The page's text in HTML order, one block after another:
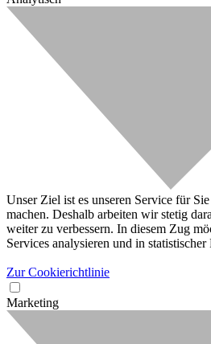
Unser Ziel ist es unseren Service für
machen. Deshalb arbeiten wir stetig
weiter zu verbessern. In diesem Zug
Services analysieren und in statistischer
Zur Cookierichtlinie
Marketing